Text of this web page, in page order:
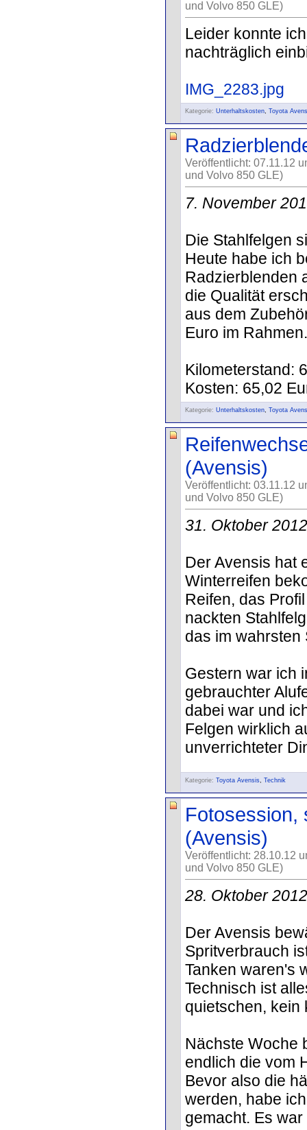
und Volvo 850 GLE)
Leider konnte
nachträglich
IMG_2283.jpg
Kategorie: Unterhaltskosten, Toyota
Veröffentlicht: 07.11.12
und Volvo 850 GLE)
7. November
Die Stahlfelgen
Heute habe ich
Radzierblenden
die Qualität
aus dem
Euro im
Kilometerstand:
Kosten: 65,02
Kategorie: Unterhaltskosten, Toyota
(Avensis)
Veröffentlicht: 03.11.12
und Volvo 850 GLE)
31. Oktober 2012
Der Avensis hat
Winterreifen
Reifen, das
nackten
das im wahrsten
Gestern war ich
gebrauchter
dabei war und
Felgen wirklich
unverrichteter
Kategorie: Toyota Avensis, Technik
Fotosession,
(Avensis)
Veröffentlicht: 28.10.12
und Volvo 850 GLE)
28. Oktober 2012
Der Avensis
Spritverbrauch
Tanken waren's
Technisch ist
quietschen, kein
Nächste Woche
endlich die vom
Bevor also die
werden, habe
gemacht. Es war